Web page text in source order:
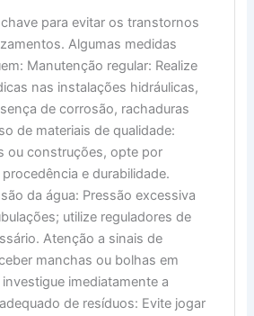
para evitar os transtornos
Algumas medidas
Manutenção regular: Realize
nas instalações hidráulicas,
de corrosão, rachaduras
de materiais de qualidade:
ou construções, opte por
e durabilidade.
da água: Pressão excessiva
utilize reguladores de
Atenção a sinais de
manchas ou bolhas em
imediatamente a
de resíduos: Evite jogar